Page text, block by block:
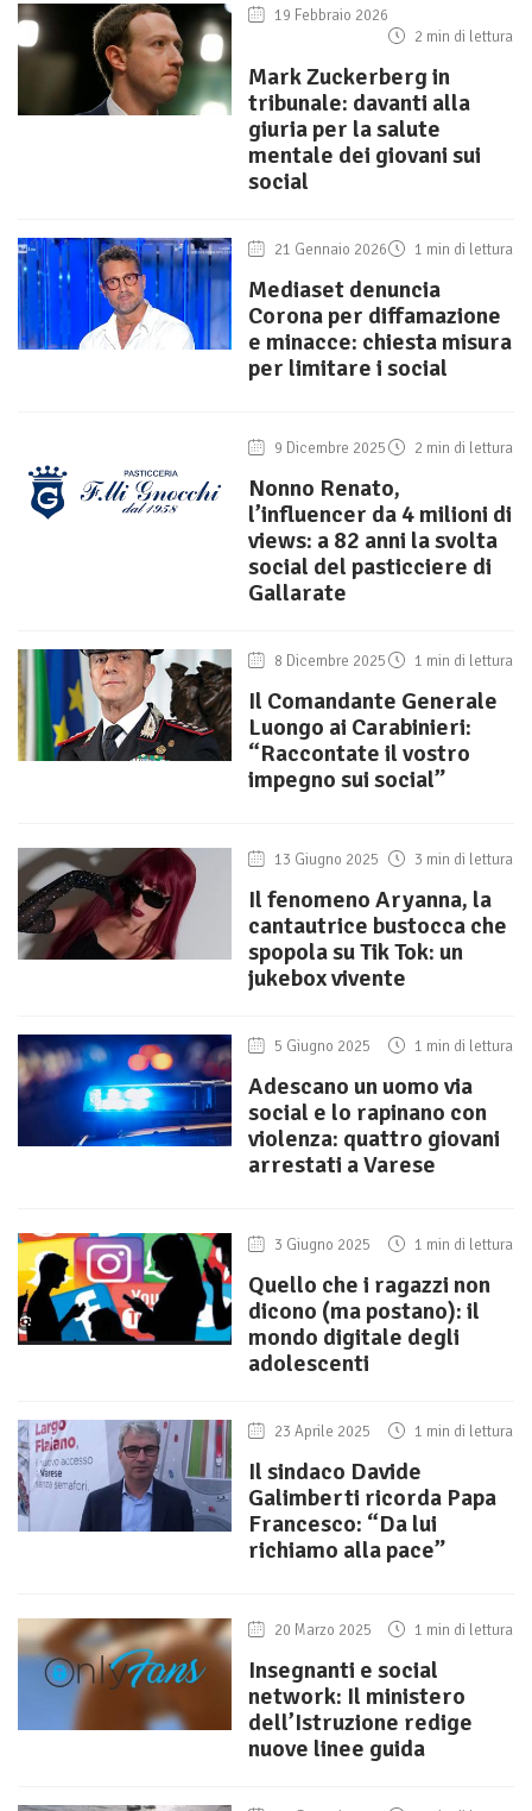
19 Febbraio 2026
2 min di lettura
Mark Zuckerberg in
tribunale: davanti alla
giuria per la salute
mentale dei giovani sui
social
21 Gennaio 2026 1 min di lettura
Mediaset denuncia
Corona per diffamazione
e minacce: chiesta misura
per limitare i social
9 Dicembre 2025 2 min di lettura
Nonno Renato,
l’influencer da 4 milioni di
views: a 82 anni la svolta
social del pasticciere di
Gallarate
8 Dicembre 2025 1 min di lettura
Il Comandante Generale
Luongo ai Carabinieri:
“Raccontate il vostro
impegno sui social”
13 Giugno 2025 3 min di lettura
Il fenomeno Aryanna, la
cantautrice bustocca che
spopola su Tik Tok: un
jukebox vivente
5 Giugno 2025 1 min di lettura
Adescano un uomo via
social e lo rapinano con
violenza: quattro giovani
arrestati a Varese
3 Giugno 2025 1 min di lettura
Quello che i ragazzi non
dicono (ma postano): il
mondo digitale degli
adolescenti
23 Aprile 2025 1 min di lettura
Il sindaco Davide
Galimberti ricorda Papa
Francesco: “Da lui
richiamo alla pace”
20 Marzo 2025 1 min di lettura
Insegnanti e social
network: Il ministero
dell’Istruzione redige
nuove linee guida